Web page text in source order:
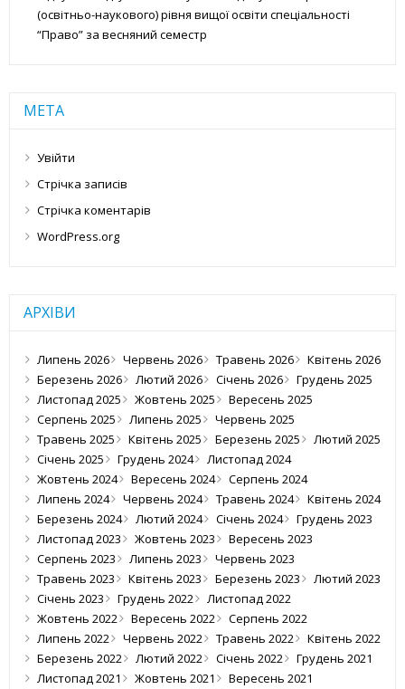
(освітньо-наукового) рівня вищої освіти спеціальності
“Право” за весняний семестр
МЕТА
Увійти
Стрічка записів
Стрічка коментарів
WordPress.org
АРХІВИ
Липень 2026 Червень 2026 Травень 2026
Квітень 2026
Березень 2026
Лютий 2026 Січень 2026
Грудень 2025
Листопад 2025
Жовтень 2025
Вересень 2025
Серпень 2025
Липень 2025
Червень 2025
Травень 2025
Квітень 2025 Березень 2025
Лютий 2025
Січень 2025
Грудень 2024
Листопад 2024
Жовтень 2024
Вересень 2024
Серпень 2024
Липень 2024
Червень 2024 Травень 2024
Квітень 2024
Березень 2024
Лютий 2024 Січень 2024
Грудень 2023
Листопад 2023
Жовтень 2023
Вересень 2023
Серпень 2023
Липень 2023
Червень 2023
Травень 2023
Квітень 2023 Березень 2023
Лютий 2023
Січень 2023
Грудень 2022
Листопад 2022
Жовтень 2022
Вересень 2022
Серпень 2022
Липень 2022
Червень 2022 Травень 2022
Квітень 2022
Березень 2022
Лютий 2022 Січень 2022
Грудень 2021
Листопад 2021
Жовтень 2021
Вересень 2021